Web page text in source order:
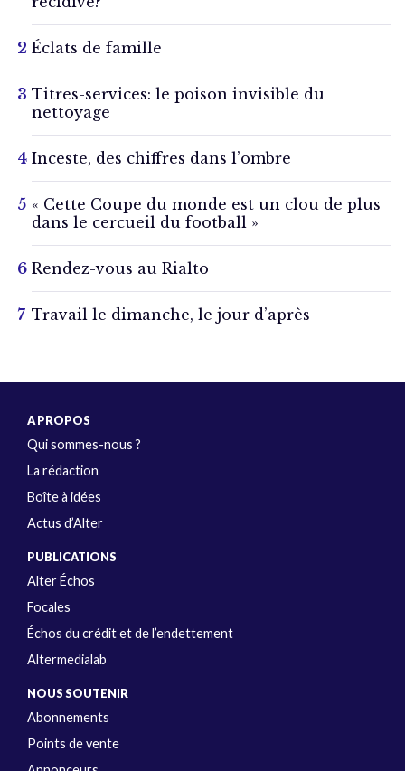
Éclats de famille
Titres-services: le poison invisible du
nettoyage
Inceste, des chiffres dans l’ombre
« Cette Coupe du monde est un clou de plus
dans le cercueil du football »
Rendez-vous au Rialto
Travail le dimanche, le jour d’après
A PROPOS
Qui sommes-nous ?
La rédaction
Boîte à idées
Actus d’Alter
PUBLICATIONS
Alter Échos
Focales
Échos du crédit et de l’endettement
Altermedialab
NOUS SOUTENIR
Abonnements
Points de vente